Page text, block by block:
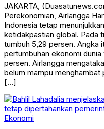
JAKARTA,
Perekonomian, Airlangga
Indonesia tetap
ketidakpastian global. Pada
tumbuh 5,29 persen. Angka
pertumbuhan ekonomi
persen. Airlangga
belum mampu menghambat
[…]
Ekonomi